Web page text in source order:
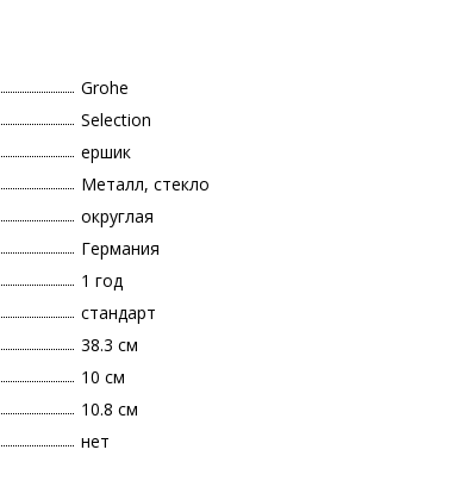
Grohe
Selection
ершик
Металл, стекло
округлая
Германия
1 год
стандарт
38.3 см
10 см
10.8 см
нет